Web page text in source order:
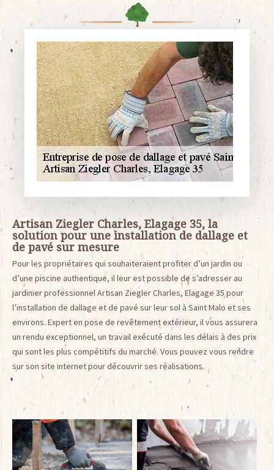
Artisan Ziegler Charles, Elagage 35, la
solution pour une installation de dallage et
de pavé sur mesure
Pour les propriétaires qui souhaiteraient profiter d’un jardin ou
d’une piscine authentique, il leur est possible de s’adresser au
jardinier professionnel Artisan Ziegler Charles, Elagage 35 pour
l’installation de dallage et de pavé sur leur sol à Saint Malo et ses
environs. Expert en pose de revêtement extérieur, il vous assurera
un rendu exceptionnel, un travail exécuté dans les délais à des prix
qui sont les plus compétitifs du marché. Vous pouvez vous rendre
sur son site internet pour découvrir ses réalisations.